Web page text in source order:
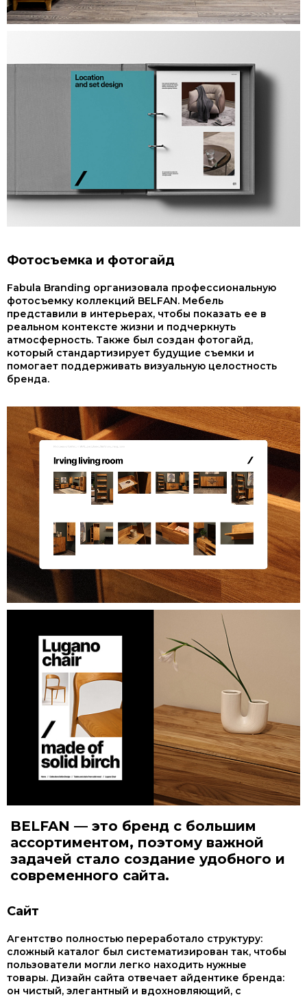
Фотосъемка и фотогайд
Fabula Branding организовала профессиональную
фотосъемку коллекций BELFAN. Мебель
представили в интерьерах, чтобы показать ее в
реальном контексте жизни и подчеркнуть
атмосферность. Также был создан фотогайд,
который стандартизирует будущие съемки и
помогает поддерживать визуальную целостность
бренда.
BELFAN — это бренд с большим
ассортиментом, поэтому важной
задачей стало создание удобного и
современного сайта.
Сайт
Агентство полностью переработало структуру:
сложный каталог был систематизирован так, чтобы
пользователи могли легко находить нужные
товары. Дизайн сайта отвечает айдентике бренда:
он чистый, элегантный и вдохновляющий, с